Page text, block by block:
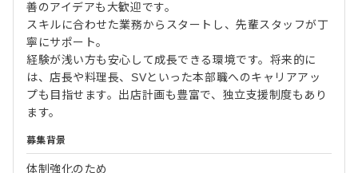
善のアイデアも大歓迎です。
スキルに合わせた業務からスタートし、先輩スタッフが丁
寧にサポート。
経験が浅い方も安心して成長できる環境です。将来的に
は、店長や料理長、SVといった本部職へのキャリアアッ
プも目指せます。出店計画も豊富で、独立支援制度もあり
ます。
募集背景
体制強化のため